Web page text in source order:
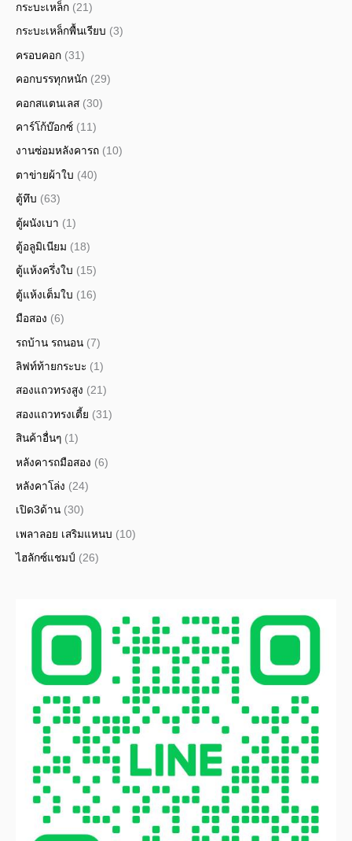
กระบะเหล็ก (21)
กระบะเหล็กพื้นเรียบ (3)
ครอบคอก (31)
คอกบรรทุกหนัก (29)
คอกสแตนเลส (30)
คาร์โก้บ๊อกซ์ (11)
งานซ่อมหลังคารถ (10)
ตาข่ายผ้าใบ (40)
ตู้ทึบ (63)
ตู้ผนังเบา (1)
ตู้อลูมิเนียม (18)
ตู้แห้งครึ่งใบ (15)
ตู้แห้งเต็มใบ (16)
มือสอง (6)
รถบ้าน รถนอน (7)
ลิฟท์ท้ายกระบะ (1)
สองแถวทรงสูง (21)
สองแถวทรงเตี้ย (31)
สินค้าอื่นๆ (1)
หลังคารถมือสอง (6)
หลังคาโล่ง (24)
เปิด3ด้าน (30)
เพลาลอย เสริมแหนบ (10)
ไฮลักซ์แชมป์ (26)